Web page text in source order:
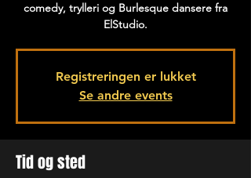
comedy, trylleri og Burlesque dansere fra
ElStudio.
Registreringen er lukket
Se andre events
Tid og sted